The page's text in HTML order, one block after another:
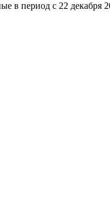
в период с 22